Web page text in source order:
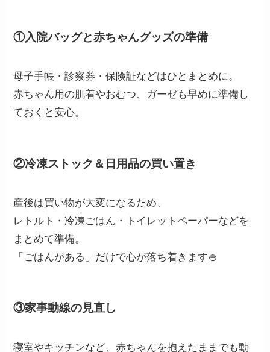
①入院バッグと赤ちゃんグッズの準備
母子手帳・診察券・保険証などはひとまとめに。
赤ちゃん用の肌着やおむつ、ガーゼも早めに準備し
ておくと安心。
②冷凍ストック＆日用品の買い置き
産後は買い物が大変になるため、
レトルト・冷凍ごはん・トイレットペーパーなどを
まとめて準備。
「ごはんがある」だけで心が落ち着きます🍚
③家事動線の見直し
寝室やキッチンなど、赤ちゃんを抱えたままでも動